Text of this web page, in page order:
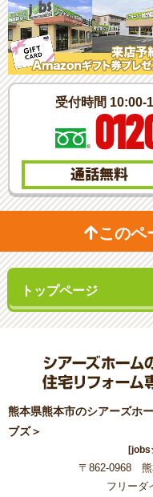
受付時間 10:00-
通話無料
このペ
熊本県熊本市のシアーズホ
ブズ＞
[jobs
〒862-0968 熊
フリーダ